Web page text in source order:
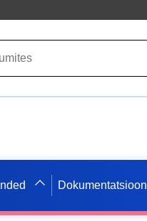
Dokumentatsioon